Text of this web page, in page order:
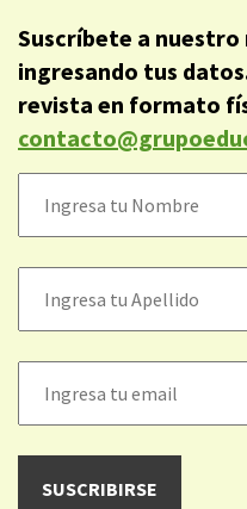
Suscríbete a
ingresando tus
revista en formato